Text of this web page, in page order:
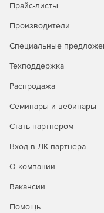
отслеживания
данных, которые
другой новой
выполнит
сохранить
будет доступна
Прайс-листы
Производители
Специальные
Техподдержка
Распродажа
Семинары и вебинары
Стать партнером
Вход в ЛК партнера
О компании
Вакансии
Помощь